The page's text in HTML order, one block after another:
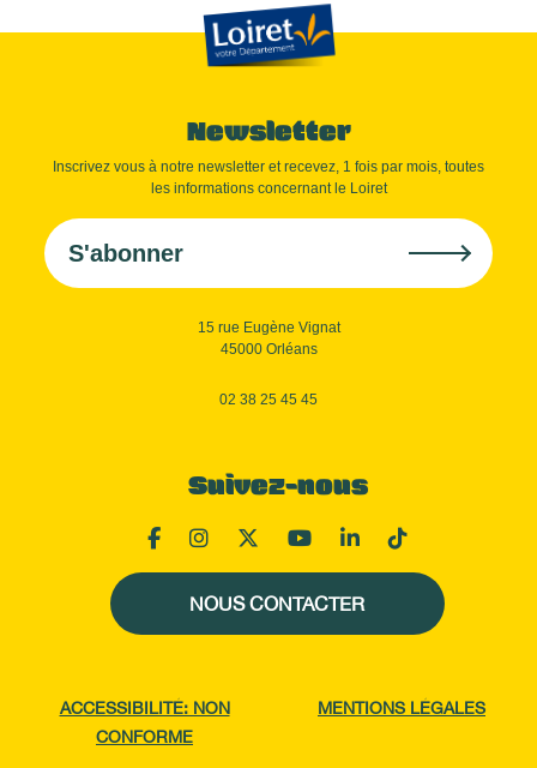
Newsletter
Inscrivez vous à notre newsletter et recevez, 1 fois par mois, toutes
les informations concernant le Loiret
S'abonner
15 rue Eugène Vignat
45000 Orléans
02 38 25 45 45
Suivez-nous
NOUS CONTACTER
ACCESSIBILITÉ: NON
CONFORME
MENTIONS LÉGALES